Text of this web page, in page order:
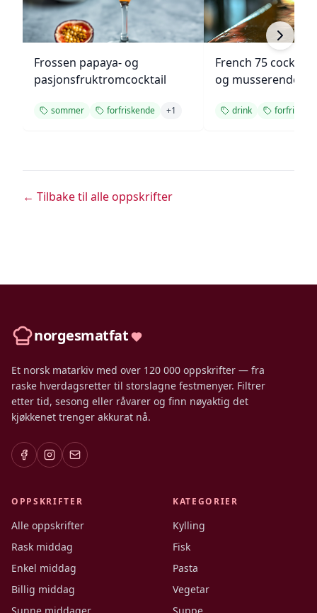
Frossen papaya- og
pasjonsfruktromcocktail
sommer forfriskende +1
French 75 cocktail
og musserende vin
drink
← Tilbake til alle oppskrifter
norgesmatfat
Et norsk matarkiv med over 120 000 oppskrifter — fra
raske hverdagsretter til storslagne festmenyer. Filtrer
etter tid, sesong eller råvarer og finn nøyaktig det
kjøkkenet trenger akkurat nå.
OPPSKRIFTER
Alle oppskrifter
Rask middag
Enkel middag
Billig middag
KATEGORIER
Kylling
Fisk
Pasta
Vegetar